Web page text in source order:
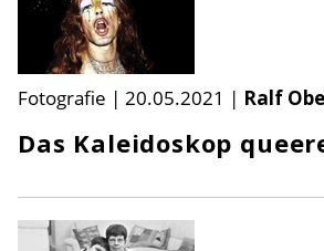
Fotografie | 20.05.2021 | Ralf
Das Kaleidoskop